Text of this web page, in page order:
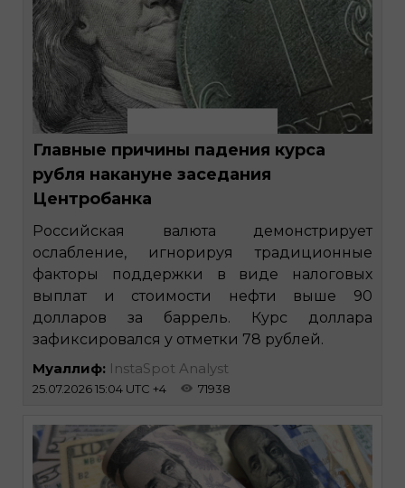
Главные причины падения курса
рубля накануне заседания
Центробанка
Российская валюта демонстрирует
ослабление, игнорируя традиционные
факторы поддержки в виде налоговых
выплат и стоимости нефти выше 90
долларов за баррель. Курс доллара
зафиксировался у отметки 78 рублей.
Муаллиф: InstaSpot Analyst
25.07.2026 15:04 UTC +4 71938